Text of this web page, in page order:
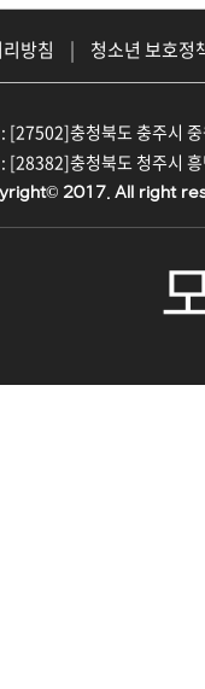
방침 |
청소년 보호정
[27502]충청북도 충주시
[28382]충청북도 청주시
2017. All right